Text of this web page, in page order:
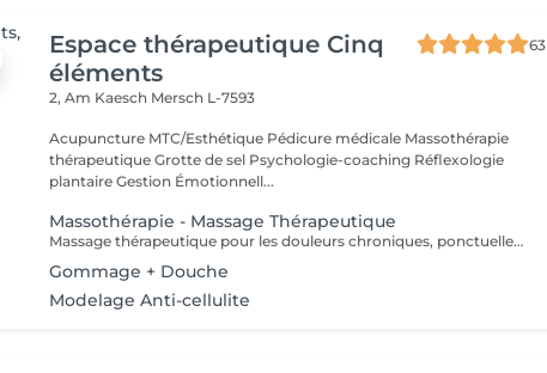
Espace thérapeutique Cinq
éléments
63
2, Am Kaesch Mersch L-7593
Acupuncture MTC/Esthétique Pédicure médicale Massothérapie
thérapeutique Grotte de sel Psychologie-coaching Réflexologie
plantaire Gestion Émotionnell...
Massothérapie - Massage Thérapeutique
Massage thérapeutique pour les douleurs chroniques, ponctuelles ou psycho-corporelle. Massage également anti-stress, pour relâcher l'esprit et vous connecter à votre corps. Accompagnement Phytothérapie et Diapasons thérapeutiques.
Gommage + Douche
Modelage Anti-cellulite